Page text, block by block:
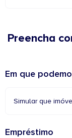
Preencha
Em que
Simular que
Empréstimo